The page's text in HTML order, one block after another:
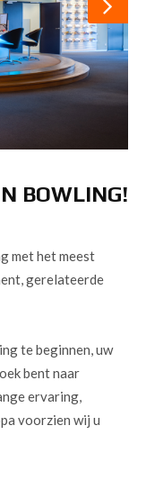
BOWLING!
met het meest
gerelateerde
te beginnen, uw
bent naar
ervaring,
voorzien wij u